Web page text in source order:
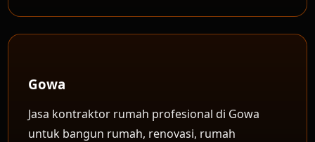
Gowa
Jasa kontraktor rumah profesional di Gowa
untuk bangun rumah, renovasi, rumah